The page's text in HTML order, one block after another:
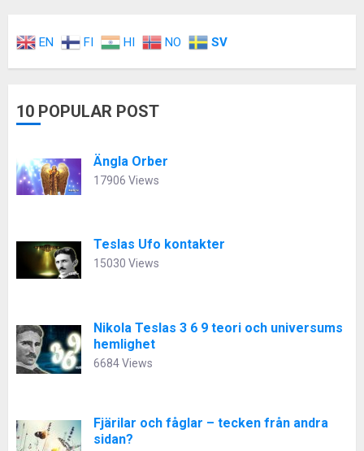
EN FI HI NO SV
10 POPULAR POST
Ängla Orber
17906 Views
Teslas Ufo kontakter
15030 Views
Nikola Teslas 3 6 9 teori och universums
hemlighet
6684 Views
Fjärilar och fåglar – tecken från andra
sidan?